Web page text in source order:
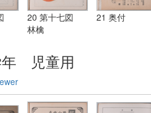
20 第十七図
林檎
21 奥付
年 児童用